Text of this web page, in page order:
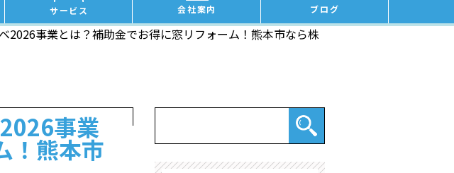
サービス 会社案内 ブログ
2026事業とは？補助金でお得に窓リフォーム！熊本市なら株
事業
！熊本市